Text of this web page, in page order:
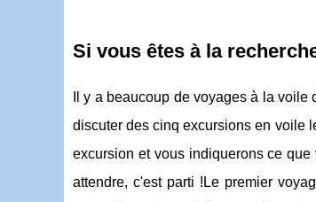
Si vous êtes à la
Il y a beaucoup de voyages à la
discuter des cinq excursions en voile
excursion et vous indiquerons ce
attendre, c'est parti !Le premier